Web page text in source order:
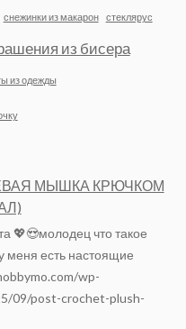
снежинки из макарон стеклярус
из бисера
из одежды
МЫШКА КРЮЧКОМ
💖😍молодец что такое
меня есть настоящие
wp-
09/post-crochet-plush-